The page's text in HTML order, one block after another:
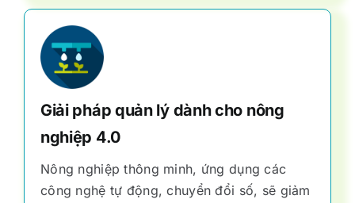
Giải pháp quản lý dành cho nông
nghiệp 4.0
Nông nghiệp thông minh, ứng dụng các
công nghệ tự động, chuyển đổi số, sẽ giảm